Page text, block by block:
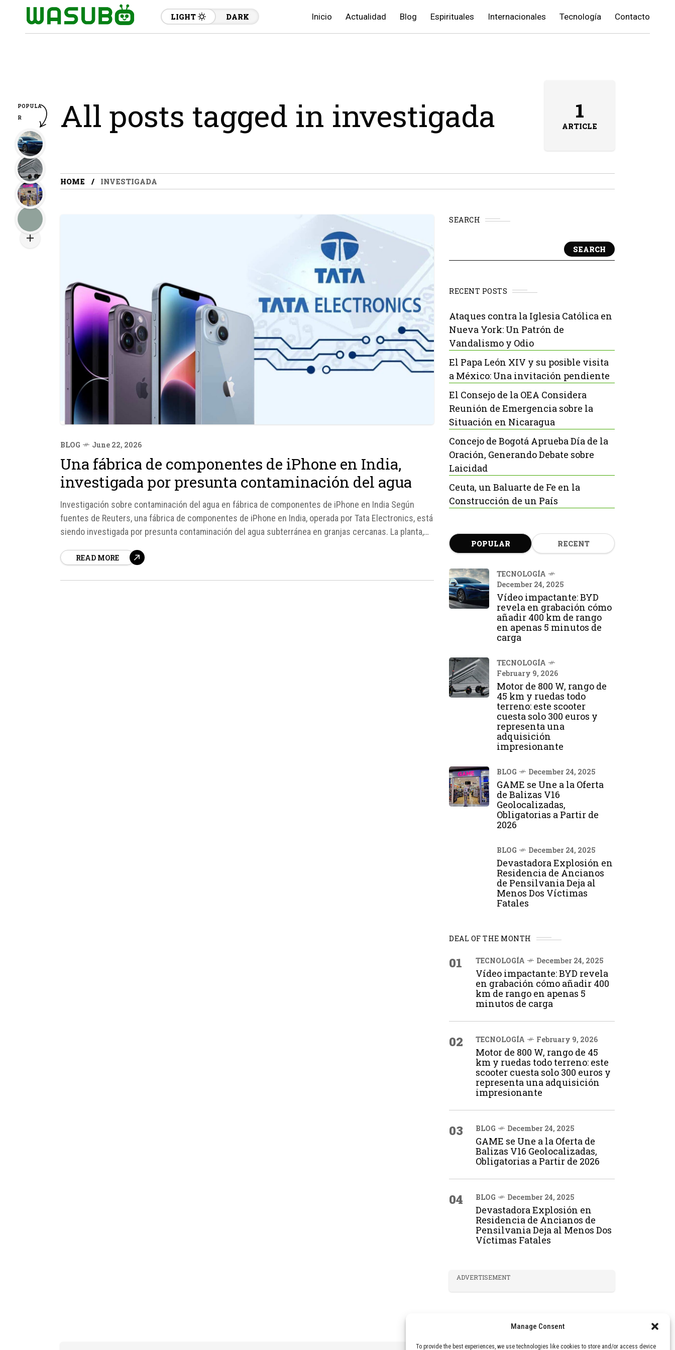
Manage Consent
To provide the best experiences, we use technologies like cookies to store and/or access device
LIGHT DARK Inicio Actualidad Blog Espirituales Internacionales Tecnología Contacto
All posts tagged in investigada 1
ARTICLE
HOME INVESTIGADA
BLOG June 22, 2026
Una fábrica de componentes de iPhone en India,
investigada por presunta contaminación del agua
Investigación sobre contaminación del agua en fábrica de componentes de iPhone en India Según
fuentes de Reuters, una fábrica de componentes de iPhone en India, operada por Tata Electronics, está
siendo investigada por presunta contaminación del agua subterránea en granjas cercanas. La planta,
READ MORE
SEARCH
SEARCH
RECENT POSTS
Ataques contra la Iglesia Católica en
Nueva York: Un Patrón de
Vandalismo y Odio
El Papa León XIV y su posible visita
a México: Una invitación pendiente
El Consejo de la OEA Considera
Reunión de Emergencia sobre la
Situación en Nicaragua
Concejo de Bogotá Aprueba Día de la
Oración, Generando Debate sobre
Laicidad
Ceuta, un Baluarte de Fe en la
Construcción de un País
POPULAR RECENT
TECNOLOGÍA
December 24, 2025
Vídeo impactante: BYD
revela en grabación cómo
añadir 400 km de rango
en apenas 5 minutos de
carga
TECNOLOGÍA
February 9, 2026
Motor de 800 W, rango de
45 km y ruedas todo
terreno: este scooter
cuesta solo 300 euros y
representa una
adquisición
impresionante
BLOG December 24, 2025
GAME se Une a la Oferta
de Balizas V16
Geolocalizadas,
Obligatorias a Partir de
2026
BLOG December 24, 2025
Devastadora Explosión en
Residencia de Ancianos
de Pensilvania Deja al
Menos Dos Víctimas
Fatales
DEAL OF THE MONTH
01 TECNOLOGÍA December 24, 2025
Vídeo impactante: BYD revela
en grabación cómo añadir 400
km de rango en apenas 5
minutos de carga
02 TECNOLOGÍA February 9, 2026
Motor de 800 W, rango de 45
km y ruedas todo terreno: este
scooter cuesta solo 300 euros y
representa una adquisición
impresionante
03 BLOG December 24, 2025
GAME se Une a la Oferta de
Balizas V16 Geolocalizadas,
Obligatorias a Partir de 2026
04 BLOG December 24, 2025
Devastadora Explosión en
Residencia de Ancianos de
Pensilvania Deja al Menos Dos
Víctimas Fatales
ADVERTISEMENT
POPULA
R